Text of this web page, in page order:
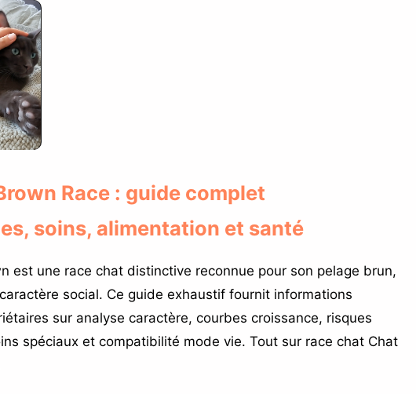
Race : guide complet
soins, alimentation et santé
est une race chat distinctive reconnue pour son pelage brun,
social. Ce guide exhaustif fournit informations
sur analyse caractère, courbes croissance, risques
spéciaux et compatibilité mode vie. Tout sur race chat Chat